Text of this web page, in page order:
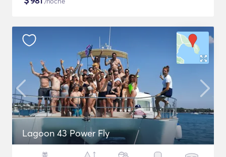
Lagoon 43 Power Fly